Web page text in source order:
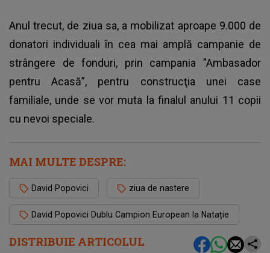
DISTRIBUIE ARTICOLUL
Anul trecut, de ziua sa, a mobilizat aproape 9.000 de
donatori individuali în cea mai amplă campanie de
strângere de fonduri, prin campania ”Ambasador
pentru Acasă”, pentru construcţia unei case
familiale, unde se vor muta la finalul anului 11 copii
cu nevoi speciale.
MAI MULTE DESPRE:
David Popovici ziua de nastere
David Popovici Dublu Campion European la Natație